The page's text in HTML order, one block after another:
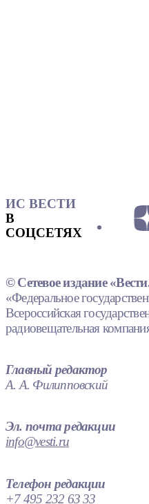
ИС ВЕСТИ
В
СОЦСЕТЯХ
© Сетевое издание
«Федеральное
Всероссийская
радиовещательная
Главный редактор
А. А. Филипповский
Эл. почта редакции
info@vesti.ru
Телефон редакции
+7 495 232 63 33